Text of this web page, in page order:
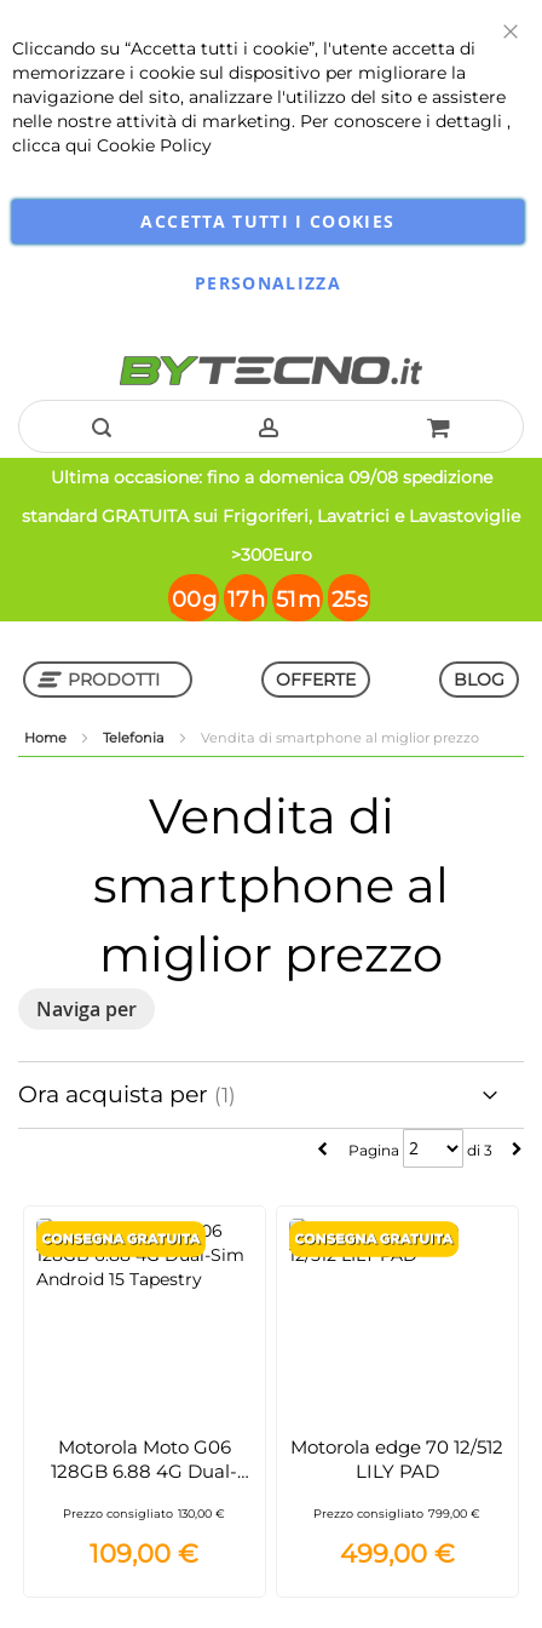
Cliccando su “Accetta tutti i cookie”, l'utente accetta di
memorizzare i cookie sul dispositivo per migliorare la
navigazione del sito, analizzare l'utilizzo del sito e assistere
nelle nostre attività di marketing. Per conoscere i dettagli ,
clicca qui Cookie Policy
ACCETTA TUTTI I COOKIES
PERSONALIZZA
Salta
al
Ultima occasione: fino a domenica 09/08 spedizione
standard GRATUITA sui Frigoriferi, Lavatrici e Lavastoviglie
>300Euro
00g 17h 51m 25s
PRODOTTI OFFERTE BLOG
Home Telefonia Vendita di smartphone al miglior prezzo
Vendita di
smartphone al
miglior prezzo
PaginaPagina di 3
Motorola Moto G06
128GB 6.88 4G Dual-
Prezzo consigliato 130,00 €
109,00 €
Motorola edge 70 12/512
LILY PAD
Prezzo consigliato 799,00 €
499,00 €
Naviga per
Ora acquista per